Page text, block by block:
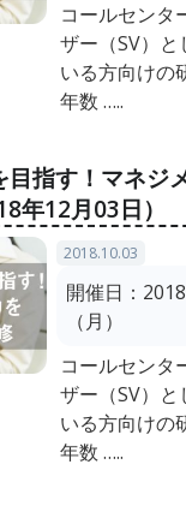
コールセンタ
ザー（SV）
いる方向けの
年数 …..
目指す！マネジ
年12月03日）
2018.10.03
開催日：
（月）
コールセンタ
ザー（SV）
いる方向けの
年数 …..